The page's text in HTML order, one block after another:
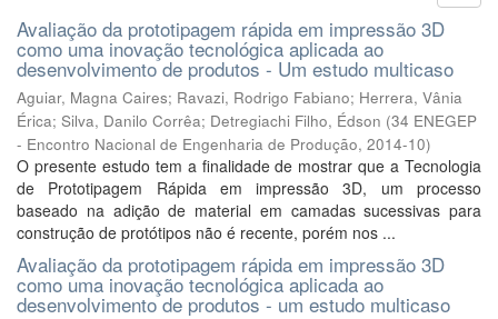
Avaliação da prototipagem rápida em impressão 3D
como uma inovação tecnológica aplicada ao
desenvolvimento de produtos - Um estudo multicaso
Aguiar, Magna Caires; Ravazi, Rodrigo Fabiano; Herrera, Vânia
Érica; Silva, Danilo Corrêa; Detregiachi Filho, Édson (34 ENEGEP
- Encontro Nacional de Engenharia de Produção, 2014-10)
O presente estudo tem a finalidade de mostrar que a Tecnologia
de Prototipagem Rápida em impressão 3D, um processo
baseado na adição de material em camadas sucessivas para
construção de protótipos não é recente, porém nos ...
Avaliação da prototipagem rápida em impressão 3D
como uma inovação tecnológica aplicada ao
desenvolvimento de produtos - um estudo multicaso